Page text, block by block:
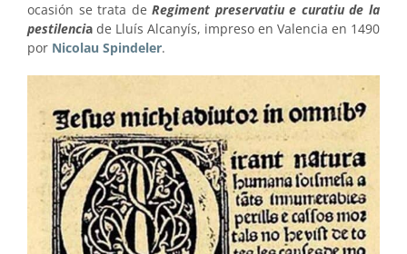
ocasión se trata deRegiment preservatiu e curatiu de la
pestilencia de Lluís Alcanyís, impreso en Valencia en 1490
por Nicolau Spindeler.